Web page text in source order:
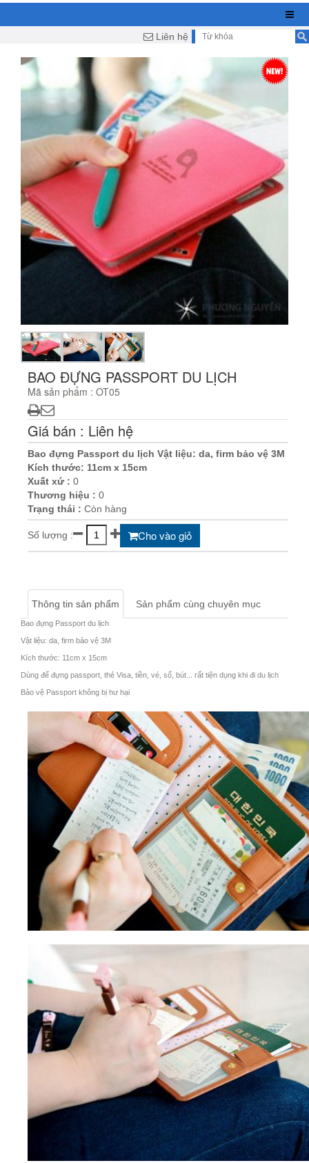
Liên hệ
BAO ĐỰNG PASSPORT DU LỊCH
Mã sản phẩm : OT05
Giá bán : Liên hệ
Bao đựng Passport du lịch Vật liệu: da, firm bảo vệ 3M
Kích thước: 11cm x 15cm
Xuất xứ : 0
Thương hiệu : 0
Trạng thái : Còn hàng
Số lượng : Cho vào giỏ
Thông tin sản phẩm Sản phẩm cùng chuyên mục
Bao đựng Passport du lịch
Vật liệu: da, firm bảo vệ 3M
Kích thước: 11cm x 15cm
Dùng để đựng passport, thẻ Visa, tiền, vé, sổ, bút... rất tiện dụng khi đi du lịch
Bảo vệ Passport không bị hư hại